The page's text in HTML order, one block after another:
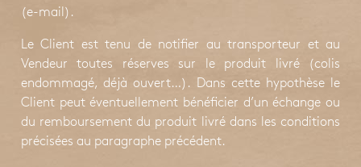
(e-mail).
Le Client est tenu de notifier au transporteur et au
Vendeur toutes réserves sur le produit livré (colis
endommagé, déjà ouvert…). Dans cette hypothèse le
Client peut éventuellement bénéficier d’un échange ou
du remboursement du produit livré dans les conditions
précisées au paragraphe précédent.